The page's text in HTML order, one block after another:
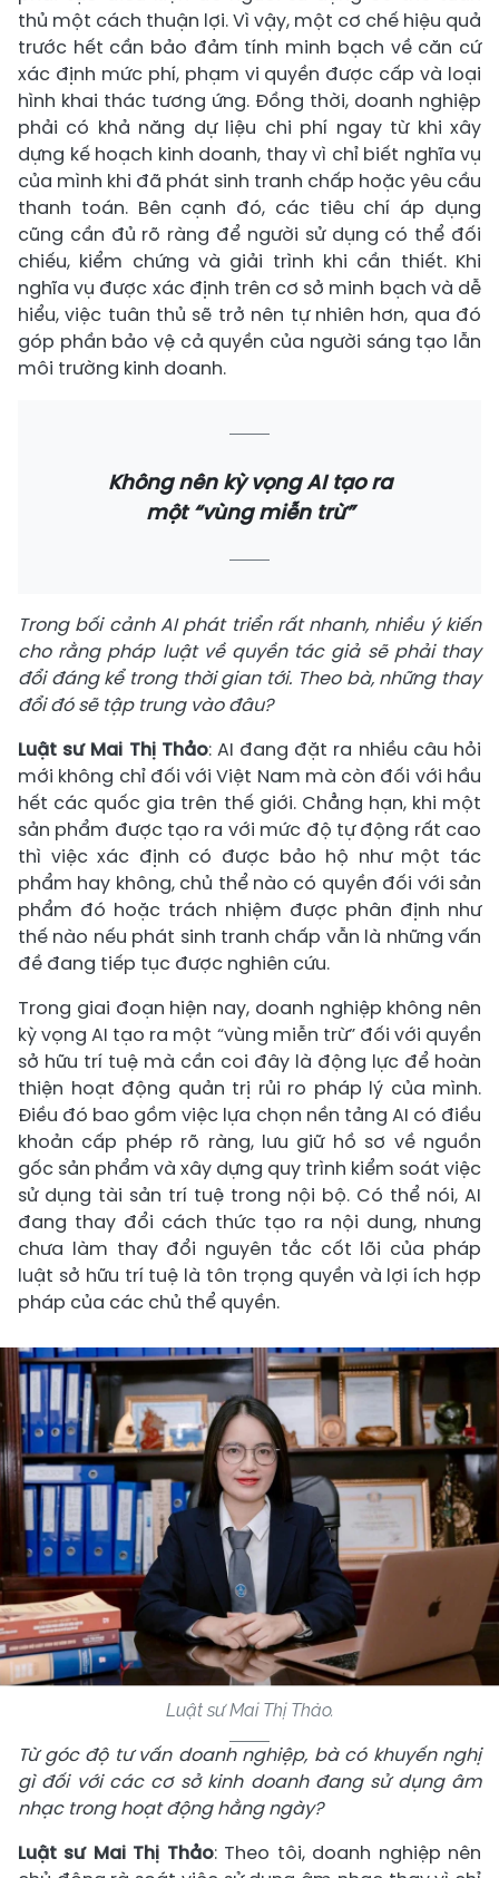
thủ một cách thuận lợi. Vì vậy, một cơ chế hiệu quả
trước hết cần bảo đảm tính minh bạch về căn cứ
xác định mức phí, phạm vi quyền được cấp và loại
hình khai thác tương ứng. Đồng thời, doanh nghiệp
phải có khả năng dự liệu chi phí ngay từ khi xây
dựng kế hoạch kinh doanh, thay vì chỉ biết nghĩa vụ
của mình khi đã phát sinh tranh chấp hoặc yêu cầu
thanh toán. Bên cạnh đó, các tiêu chí áp dụng
cũng cần đủ rõ ràng để người sử dụng có thể đối
chiếu, kiểm chứng và giải trình khi cần thiết. Khi
nghĩa vụ được xác định trên cơ sở minh bạch và dễ
hiểu, việc tuân thủ sẽ trở nên tự nhiên hơn, qua đó
góp phần bảo vệ cả quyền của người sáng tạo lẫn
môi trường kinh doanh.
Không nên kỳ vọng AI tạo ra
một “vùng miễn trừ”
Trong bối cảnh AI phát triển rất nhanh, nhiều ý kiến
cho rằng pháp luật về quyền tác giả sẽ phải thay
đổi đáng kể trong thời gian tới. Theo bà, những thay
đổi đó sẽ tập trung vào đâu?
Luật sư Mai Thị Thảo: AI đang đặt ra nhiều câu hỏi
mới không chỉ đối với Việt Nam mà còn đối với hầu
hết các quốc gia trên thế giới. Chẳng hạn, khi một
sản phẩm được tạo ra với mức độ tự động rất cao
thì việc xác định có được bảo hộ như một tác
phẩm hay không, chủ thể nào có quyền đối với sản
phẩm đó hoặc trách nhiệm được phân định như
thế nào nếu phát sinh tranh chấp vẫn là những vấn
đề đang tiếp tục được nghiên cứu.
Trong giai đoạn hiện nay, doanh nghiệp không nên
kỳ vọng AI tạo ra một “vùng miễn trừ” đối với quyền
sở hữu trí tuệ mà cần coi đây là động lực để hoàn
thiện hoạt động quản trị rủi ro pháp lý của mình.
Điều đó bao gồm việc lựa chọn nền tảng AI có điều
khoản cấp phép rõ ràng, lưu giữ hồ sơ về nguồn
gốc sản phẩm và xây dựng quy trình kiểm soát việc
sử dụng tài sản trí tuệ trong nội bộ. Có thể nói, AI
đang thay đổi cách thức tạo ra nội dung, nhưng
chưa làm thay đổi nguyên tắc cốt lõi của pháp
luật sở hữu trí tuệ là tôn trọng quyền và lợi ích hợp
pháp của các chủ thể quyền.
Luật sư Mai Thị Thảo.
Từ góc độ tư vấn doanh nghiệp, bà có khuyến nghị
gì đối với các cơ sở kinh doanh đang sử dụng âm
nhạc trong hoạt động hằng ngày?
Luật sư Mai Thị Thảo: Theo tôi, doanh nghiệp nên